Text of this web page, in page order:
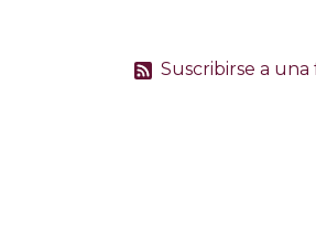
Suscribirse a